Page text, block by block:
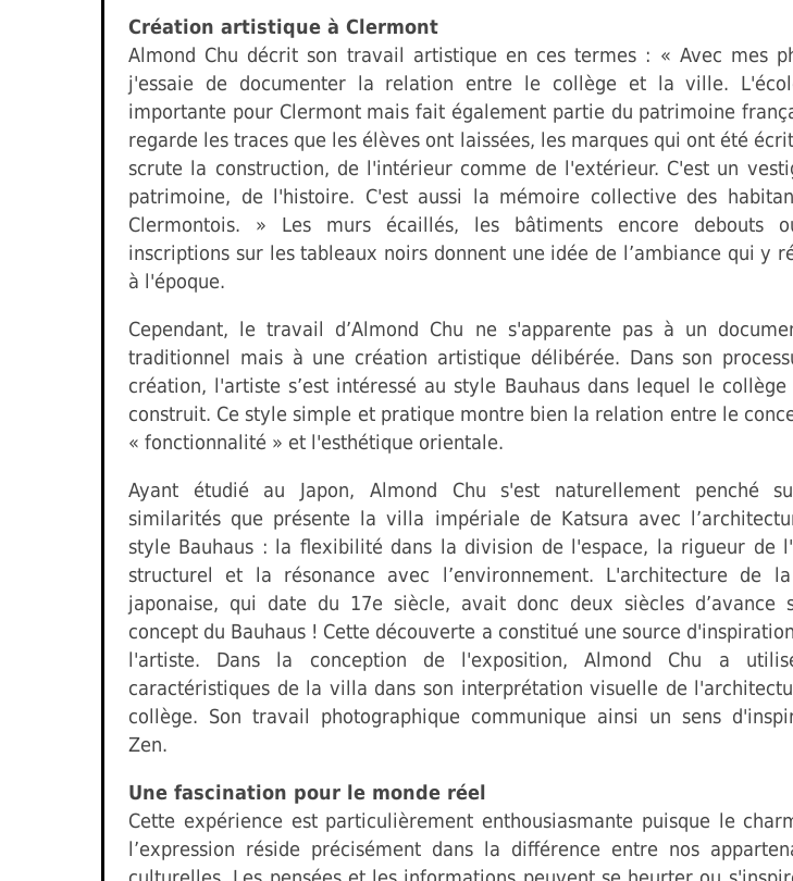
Création artistique à Clermont
Almond Chu décrit son travail artistique en ces termes : « Avec mes
j'essaie de documenter la relation entre le collège et la ville.
importante pour Clermont mais fait également partie du patrimoine
regarde les traces que les élèves ont laissées, les marques qui ont été
scrute la construction, de l'intérieur comme de l'extérieur. C'est un
patrimoine, de l'histoire. C'est aussi la mémoire collective des
Clermontois. » Les murs écaillés, les bâtiments encore debouts
inscriptions sur les tableaux noirs donnent une idée de l’ambiance qui y
à l'époque.
Cependant, le travail d’Almond Chu ne s'apparente pas à un
traditionnel mais à une création artistique délibérée. Dans son
création, l'artiste s’est intéressé au style Bauhaus dans lequel le
construit. Ce style simple et pratique montre bien la relation entre le
« fonctionnalité » et l'esthétique orientale.
Ayant étudié au Japon, Almond Chu s'est naturellement penché
similarités que présente la villa impériale de Katsura avec
style Bauhaus : la flexibilité dans la division de l'espace, la rigueur de
structurel et la résonance avec l’environnement. L'architecture de
japonaise, qui date du 17e siècle, avait donc deux siècles d’avance
concept du Bauhaus ! Cette découverte a constitué une source
l'artiste. Dans la conception de l'exposition, Almond Chu a
caractéristiques de la villa dans son interprétation visuelle de
collège. Son travail photographique communique ainsi un sens
Zen.
Une fascination pour le monde réel
Cette expérience est particulièrement enthousiasmante puisque le
l’expression réside précisément dans la différence entre nos